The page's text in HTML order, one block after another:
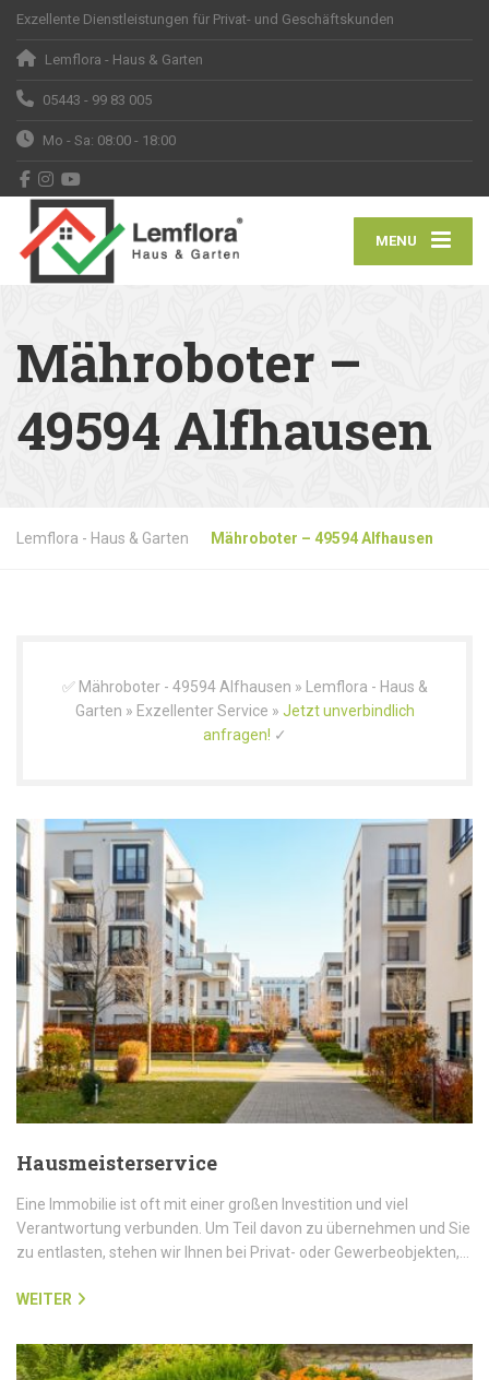
Exzellente Dienstleistungen für Privat- und Geschäftskunden
Lemflora - Haus & Garten
05443 - 99 83 005
Mo - Sa: 08:00 - 18:00
MENU
Mähroboter –
49594 Alfhausen
Lemflora - Haus & Garten Mähroboter – 49594 Alfhausen
✅ Mähroboter - 49594 Alfhausen » Lemflora - Haus &
Garten » Exzellenter Service » Jetzt unverbindlich
anfragen! ✓
Hausmeisterservice
Eine Immobilie ist oft mit einer großen Investition und viel
Verantwortung verbunden. Um Teil davon zu übernehmen und Sie
zu entlasten, stehen wir Ihnen bei Privat- oder Gewerbeobjekten,…
WEITER